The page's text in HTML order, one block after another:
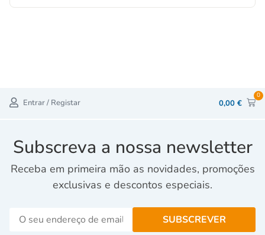
Entrar / Registar 0,00 €
0
Subscreva a nossa newsletter
Receba em primeira mão as novidades, promoções
exclusivas e descontos especiais.